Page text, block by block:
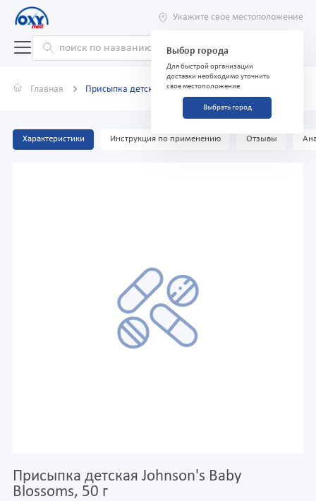
Укажите свое местоположение
Выбор города
Для быстрой организации
доставки необходимо уточнить
свое местоположение
Выбрать город
Главная Присыпка детская Johnson's Baby Blossoms, 50 г
Характеристики Инструкция по применению Отзывы
Присыпка детская Johnson's Baby
Blossoms, 50 г